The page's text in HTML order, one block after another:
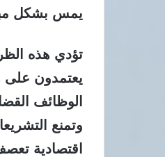
يمس بشكل
يعتمدون على
الوظائف
وتمنع
اقتصادية